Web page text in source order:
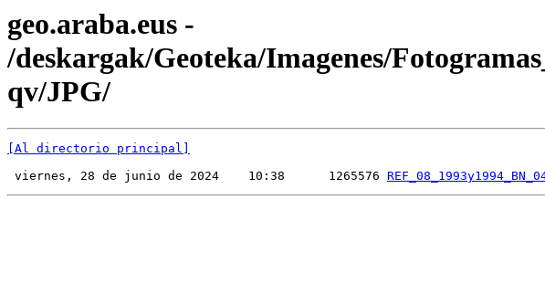
geo.araba.eus -
/deskargak/Geoteka/Imagenes/
qv/JPG/
[Al directorio principal]
viernes, 28 de junio de 2024    10:38      1265576